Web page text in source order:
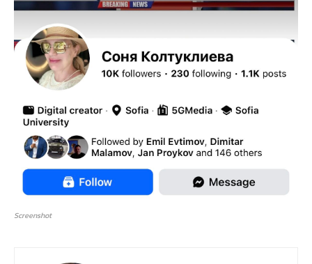
Screenshot